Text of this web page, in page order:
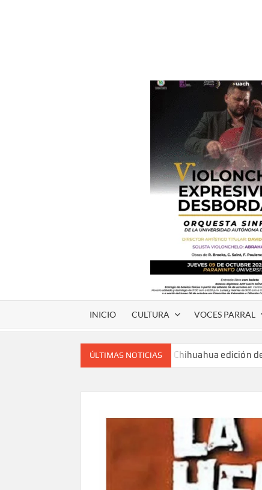
INICIO CULTURA VOCES PARRAL
ÚLTIMAS NOTICIAS
Voces de papel Chihuahua edición
Voces de papel Parral edición
A 18 años de su partida, Teatro Bárbaro
Invitan a participar en “Convocatoria